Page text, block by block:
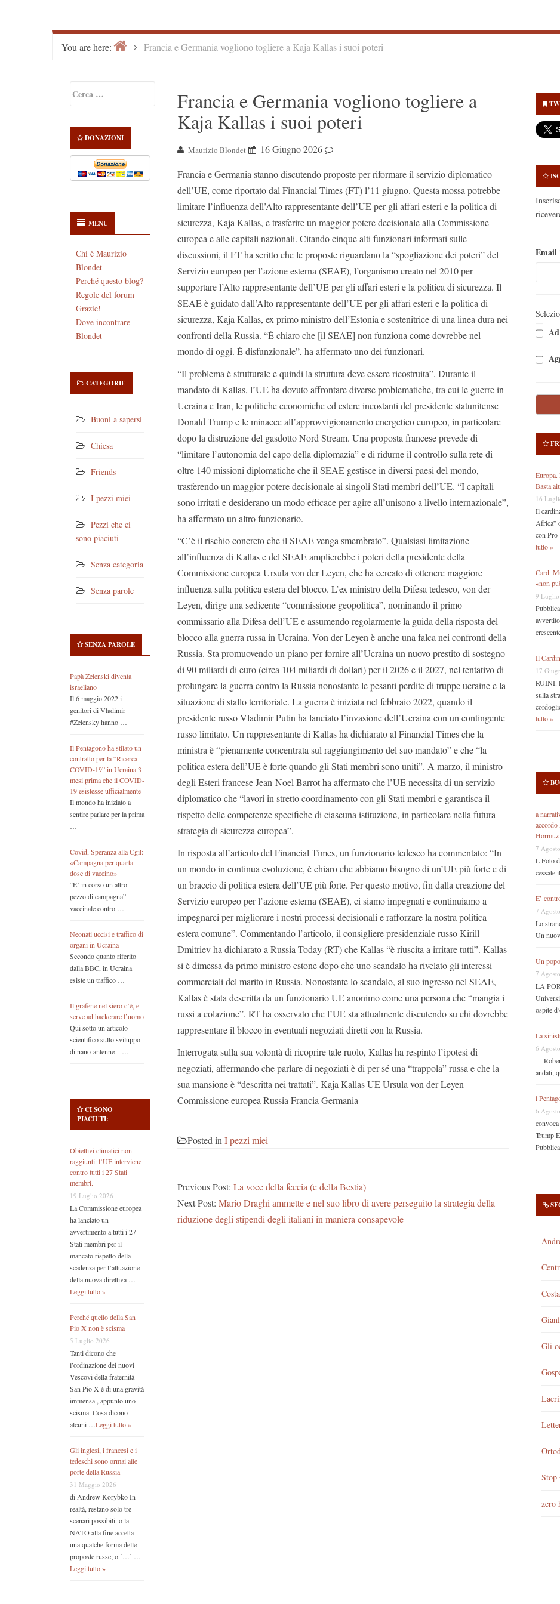
You are here: HomeFrancia e Germania vogliono togliere a Kaja Kallas i suoi poteri
Sidebar
per:
DONAZIONI
MENU
Chi è Maurizio
Blondet
Perché questo blog?
Regole del forum
Grazie!
Dove incontrare
Blondet
CATEGORIE
Buoni a sapersi
Chiesa
Friends
I pezzi miei
Pezzi che ci
sono piaciuti
Senza categoria
Senza parole
SENZA PAROLE
Papà Zelenski diventa
israeliano
Il 6 maggio 2022 i
genitori di Vladimir
#Zelensky hanno …
Il Pentagono ha stilato un
contratto per la “Ricerca
COVID-19” in Ucraina 3
mesi prima che il COVID-
19 esistesse ufficialmente
Il mondo ha iniziato a
sentire parlare per la prima
…
Covid, Speranza alla Cgil:
«Campagna per quarta
dose di vaccino»
“E’ in corso un altro
pezzo di campagna”
vaccinale contro …
Neonati uccisi e traffico di
organi in Ucraina
Secondo quanto riferito
dalla BBC, in Ucraina
esiste un traffico …
Il grafene nel siero c’è, e
serve ad hackerare l’uomo
Qui sotto un articolo
scientifico sullo sviluppo
di nano-antenne – …
CI SONO
PIACIUTI:
Obiettivi climatici non
raggiunti: l’UE interviene
contro tutti i 27 Stati
membri.
19 Luglio 2026
La Commissione europea
ha lanciato un
avvertimento a tutti i 27
Stati membri per il
mancato rispetto della
scadenza per l’attuazione
della nuova direttiva …
Leggi tutto »
Perché quello della San
Pio X non è scisma
5 Luglio 2026
Tanti dicono che
l’ordinazione dei nuovi
Vescovi della fraternità
San Pio X è di una gravità
immensa , appunto uno
scisma. Cosa dicono
alcuni …Leggi tutto »
Gli inglesi, i francesi e i
tedeschi sono ormai alle
porte della Russia
31 Maggio 2026
di Andrew Korybko In
realtà, restano solo tre
scenari possibili: o la
NATO alla fine accetta
una qualche forma delle
proposte russe; o […] …
Leggi tutto »
Francia e Germania vogliono togliere a
Kaja Kallas i suoi poteri
Maurizio Blondet
16 Giugno 2026
Francia e Germania stanno discutendo proposte per riformare il servizio diplomatico
dell’UE, come riportato dal Financial Times (FT) l’11 giugno. Questa mossa potrebbe
limitare l’influenza dell’Alto rappresentante dell’UE per gli affari esteri e la politica di
sicurezza, Kaja Kallas, e trasferire un maggior potere decisionale alla Commissione
europea e alle capitali nazionali. Citando cinque alti funzionari informati sulle
discussioni, il FT ha scritto che le proposte riguardano la “spogliazione dei poteri” del
Servizio europeo per l’azione esterna (SEAE), l’organismo creato nel 2010 per
supportare l’Alto rappresentante dell’UE per gli affari esteri e la politica di sicurezza. Il
SEAE è guidato dall’Alto rappresentante dell’UE per gli affari esteri e la politica di
sicurezza, Kaja Kallas, ex primo ministro dell’Estonia e sostenitrice di una linea dura nei
confronti della Russia. “È chiaro che [il SEAE] non funziona come dovrebbe nel
mondo di oggi. È disfunzionale”, ha affermato uno dei funzionari.
“Il problema è strutturale e quindi la struttura deve essere ricostruita”. Durante il
mandato di Kallas, l’UE ha dovuto affrontare diverse problematiche, tra cui le guerre in
Ucraina e Iran, le politiche economiche ed estere incostanti del presidente statunitense
Donald Trump e le minacce all’approvvigionamento energetico europeo, in particolare
dopo la distruzione del gasdotto Nord Stream. Una proposta francese prevede di
“limitare l’autonomia del capo della diplomazia” e di ridurne il controllo sulla rete di
oltre 140 missioni diplomatiche che il SEAE gestisce in diversi paesi del mondo,
trasferendo un maggior potere decisionale ai singoli Stati membri dell’UE. “I capitali
sono irritati e desiderano un modo efficace per agire all’unisono a livello internazionale”,
ha affermato un altro funzionario.
“C’è il rischio concreto che il SEAE venga smembrato”. Qualsiasi limitazione
all’influenza di Kallas e del SEAE amplierebbe i poteri della presidente della
Commissione europea Ursula von der Leyen, che ha cercato di ottenere maggiore
influenza sulla politica estera del blocco. L’ex ministro della Difesa tedesco, von der
Leyen, dirige una sedicente “commissione geopolitica”, nominando il primo
commissario alla Difesa dell’UE e assumendo regolarmente la guida della risposta del
blocco alla guerra russa in Ucraina. Von der Leyen è anche una falca nei confronti della
Russia. Sta promuovendo un piano per fornire all’Ucraina un nuovo prestito di sostegno
di 90 miliardi di euro (circa 104 miliardi di dollari) per il 2026 e il 2027, nel tentativo di
prolungare la guerra contro la Russia nonostante le pesanti perdite di truppe ucraine e la
situazione di stallo territoriale. La guerra è iniziata nel febbraio 2022, quando il
presidente russo Vladimir Putin ha lanciato l’invasione dell’Ucraina con un contingente
russo limitato. Un rappresentante di Kallasha dichiarato al Financial Times che la
ministra è “pienamente concentrata sul raggiungimento del suo mandato” e che “la
politica estera dell’UE è forte quando gli Stati membri sono uniti”. A marzo, il ministro
degli Esteri francese Jean-Noel Barrot ha affermato che l’UE necessita di un servizio
diplomatico che “lavori in stretto coordinamento con gli Stati membri e garantisca il
rispetto delle competenze specifiche di ciascuna istituzione, in particolare nella futura
strategia di sicurezza europea”.
In risposta all’articolo del Financial Times, un funzionario tedesco ha commentato: “In
un mondo in continua evoluzione, è chiaro che abbiamo bisogno di un’UE più forte e di
un braccio di politica estera dell’UE più forte. Per questo motivo, fin dalla creazione del
Servizio europeo per l’azione esterna (SEAE), ci siamo impegnati e continuiamo a
impegnarci per migliorare i nostri processi decisionali e rafforzare la nostra politica
estera comune”. Commentando l’articolo, il consigliere presidenziale russo Kirill
Dmitriev ha dichiarato a Russia Today (RT) che Kallas “è riuscita a irritare tutti”. Kallas
si è dimessa da primo ministro estone dopo che uno scandalo ha rivelato gli interessi
commerciali del marito in Russia. Nonostante lo scandalo, al suo ingresso nel SEAE,
Kallas è stata descritta da un funzionario UE anonimo come una persona che “mangia i
russi a colazione”. RT ha osservato che l’UE sta attualmente discutendo su chi dovrebbe
rappresentare il blocco in eventuali negoziati diretti con la Russia.
Interrogata sulla sua volontà di ricoprire tale ruolo, Kallas ha respinto l’ipotesi di
negoziati, affermando che parlare di negoziati è di per sé una “trappola” russa e che la
sua mansione è “descritta nei trattati”. Kaja Kallas UE Ursula von der Leyen
Commissione europea Russia Francia Germania
Posted in I pezzi miei
Previous Post: La voce della feccia (e della Bestia)
Next Post: Mario Draghi ammette e nel suo libro di avere perseguito la strategia della
riduzione degli stipendi degli italiani in maniera consapevole
Email
Europa.
Basta
16
Il
Africa”
con Pro
tutto »
Card.
«non
9
Il
17
RUINI.
sulla
tutto »
a
Hormuz
7
L Foto
cessate
E’
7
Lo
Un
Un
7
LA
ospite
La
6
andati,
l
6
Trump
Gli
Stop
zero